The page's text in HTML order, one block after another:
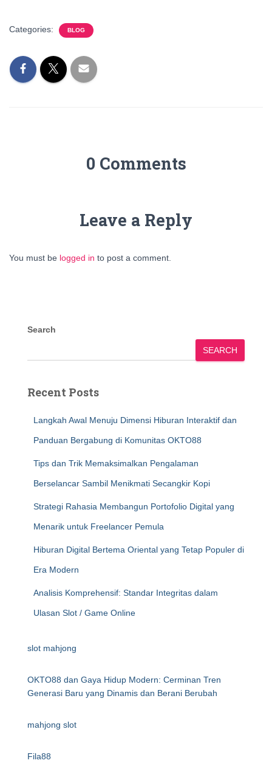
Categories: BLOG
0 Comments
Leave a Reply
You must be logged in to post a comment.
Search
SEARCH
Recent Posts
Langkah Awal Menuju Dimensi Hiburan Interaktif dan
Panduan Bergabung di Komunitas OKTO88
Tips dan Trik Memaksimalkan Pengalaman
Berselancar Sambil Menikmati Secangkir Kopi
Strategi Rahasia Membangun Portofolio Digital yang
Menarik untuk Freelancer Pemula
Hiburan Digital Bertema Oriental yang Tetap Populer di
Era Modern
Analisis Komprehensif: Standar Integritas dalam
Ulasan Slot / Game Online
slot mahjong
OKTO88 dan Gaya Hidup Modern: Cerminan Tren
Generasi Baru yang Dinamis dan Berani Berubah
mahjong slot
Fila88